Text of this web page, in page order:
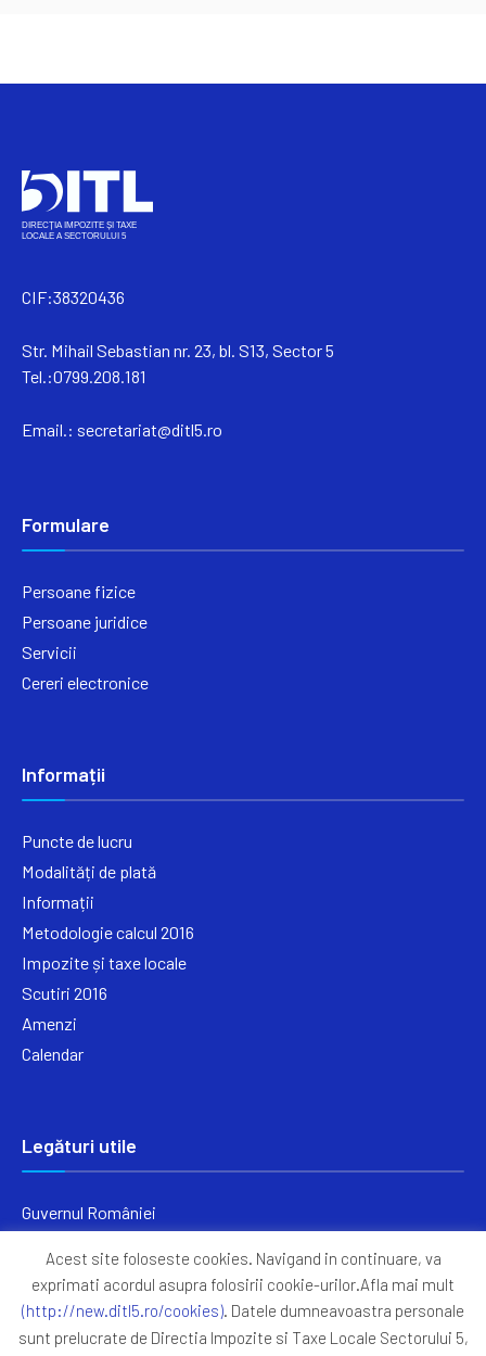
CIF:38320436
Str. Mihail Sebastian nr. 23, bl. S13, Sector 5
Tel.:0799.208.181
Email.: secretariat@ditl5.ro
Formulare
Persoane fizice
Persoane juridice
Servicii
Cereri electronice
Informații
Puncte de lucru
Modalități de plată
Informații
Metodologie calcul 2016
Impozite și taxe locale
Scutiri 2016
Amenzi
Calendar
Legături utile
Guvernul României
Primăria Sectorul 5
ANAF
Acest site foloseste cookies. Navigand in continuare, va
exprimati acordul asupra folosirii cookie-urilor.Afla mai mult
(http://new.ditl5.ro/cookies). Datele dumneavoastra personale
sunt prelucrate de Directia Impozite si Taxe Locale Sectorului 5,